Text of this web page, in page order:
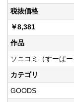
税抜価格
￥8,381
作品
ソニコミ（すーぱー
カテゴリ
GOODS